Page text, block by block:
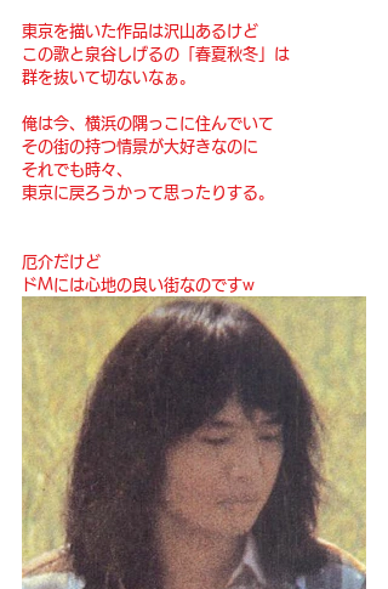
東京を描いた作品は沢山あるけど
この歌と泉谷しげるの「春夏秋冬」は
群を抜いて切ないなぁ。
俺は今、横浜の隅っこに住んでいて
その街の持つ情景が大好きなのに
それでも時々、
東京に戻ろうかって思ったりする。
厄介だけど
ドMには心地の良い街なのですw